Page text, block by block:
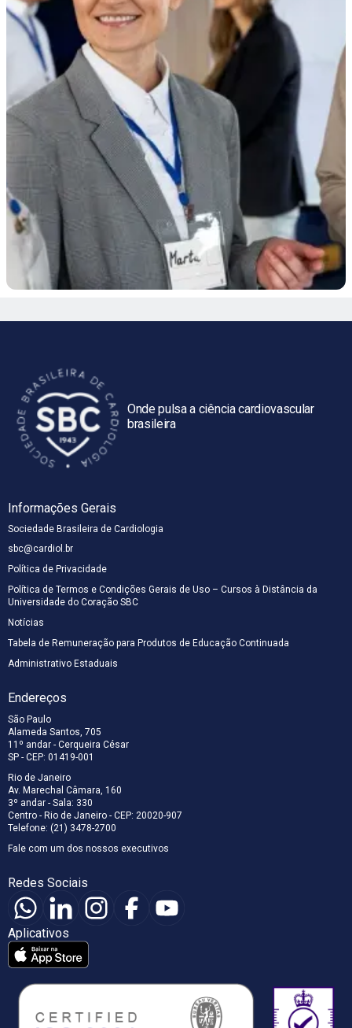
Onde pulsa a ciência cardiovascular
brasileira
Informações Gerais
Sociedade Brasileira de Cardiologia
sbc@cardiol.br
Política de Privacidade
Política de Termos e Condições Gerais de Uso – Cursos à Distância da
Universidade do Coração SBC
Notícias
Tabela de Remuneração para Produtos de Educação Continuada
Administrativo Estaduais
Endereços
São Paulo
Alameda Santos, 705
11º andar - Cerqueira César
SP - CEP: 01419-001
Rio de Janeiro
Av. Marechal Câmara, 160
3º andar - Sala: 330
Centro - Rio de Janeiro - CEP: 20020-907
Telefone: (21) 3478-2700
Fale com um dos nossos executivos
Redes Sociais
Aplicativos